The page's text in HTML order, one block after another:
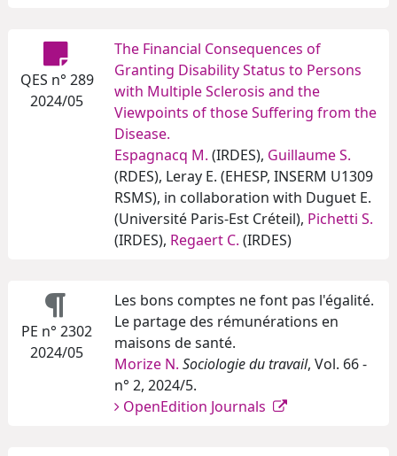
QES n° 289
2024/05
The Financial Consequences of
Granting Disability Status to Persons
with Multiple Sclerosis and the
Viewpoints of those Suffering from the
Disease.
Espagnacq M. (IRDES), Guillaume S.
(RDES), Leray E. (EHESP, INSERM U1309
RSMS), in collaboration with Duguet E.
(Université Paris-Est Créteil), Pichetti S.
(IRDES), Regaert C. (IRDES)
PE n° 2302
2024/05
Les bons comptes ne font pas l'égalité.
Le partage des rémunérations en
maisons de santé.
Morize N. Sociologie du travail, Vol. 66 -
n° 2, 2024/5.
OpenEdition Journals